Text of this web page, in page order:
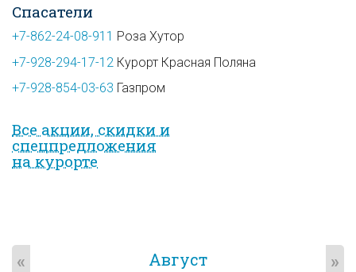
Спасатели
+7-862-24-08-911 Роза Хутор
+7-928-294-17-12 Курорт Красная Поляна
+7-928-854-03-63 Газпром
Все акции, скидки и
спец­предложе­ния
на курорте
Август
« »